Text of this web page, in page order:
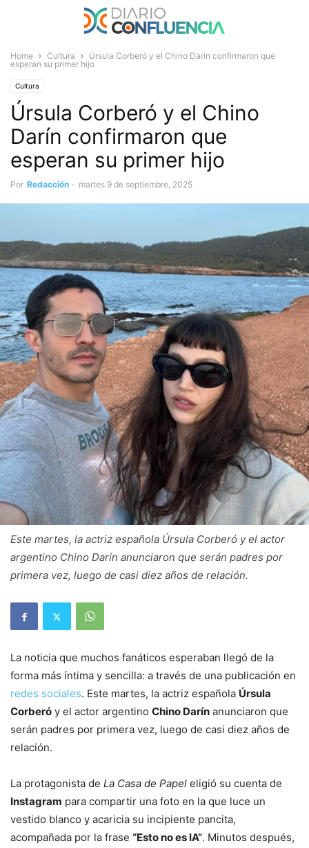
Home Cultura
Úrsula Corberó y el Chino Darín confirmaron que
esperan su primer hijo
Cultura
Úrsula Corberó y el Chino
Darín confirmaron que
esperan su primer hijo
Por Redacción - martes 9 de septiembre, 2025
Este martes, la actriz española Úrsula Corberó y el actor
argentino Chino Darín anunciaron que serán padres por
primera vez, luego de casi diez años de relación.
La noticia que muchos fanáticos esperaban llegó de la
forma más íntima y sencilla: a través de una publicación en
redes sociales. Este martes, la actriz española Úrsula
Corberó y el actor argentino Chino Darín anunciaron que
serán padres por primera vez, luego de casi diez años de
relación.
La protagonista de La Casa de Papel eligió su cuenta de
Instagram para compartir una foto en la que luce un
vestido blanco y acaricia su incipiente pancita,
acompañada por la frase “Esto no es IA”. Minutos después,